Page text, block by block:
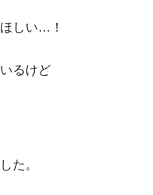
しい…！
るけど
た。